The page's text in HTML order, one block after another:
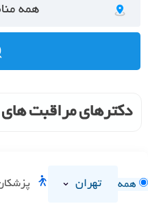
همه
دکترهای مراقبت
همه تهران